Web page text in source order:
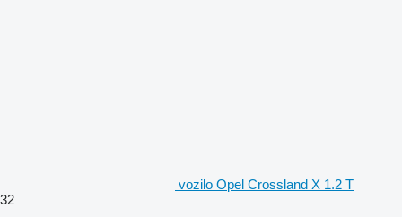
vozilo Opel Crossland X 1.2 T
32